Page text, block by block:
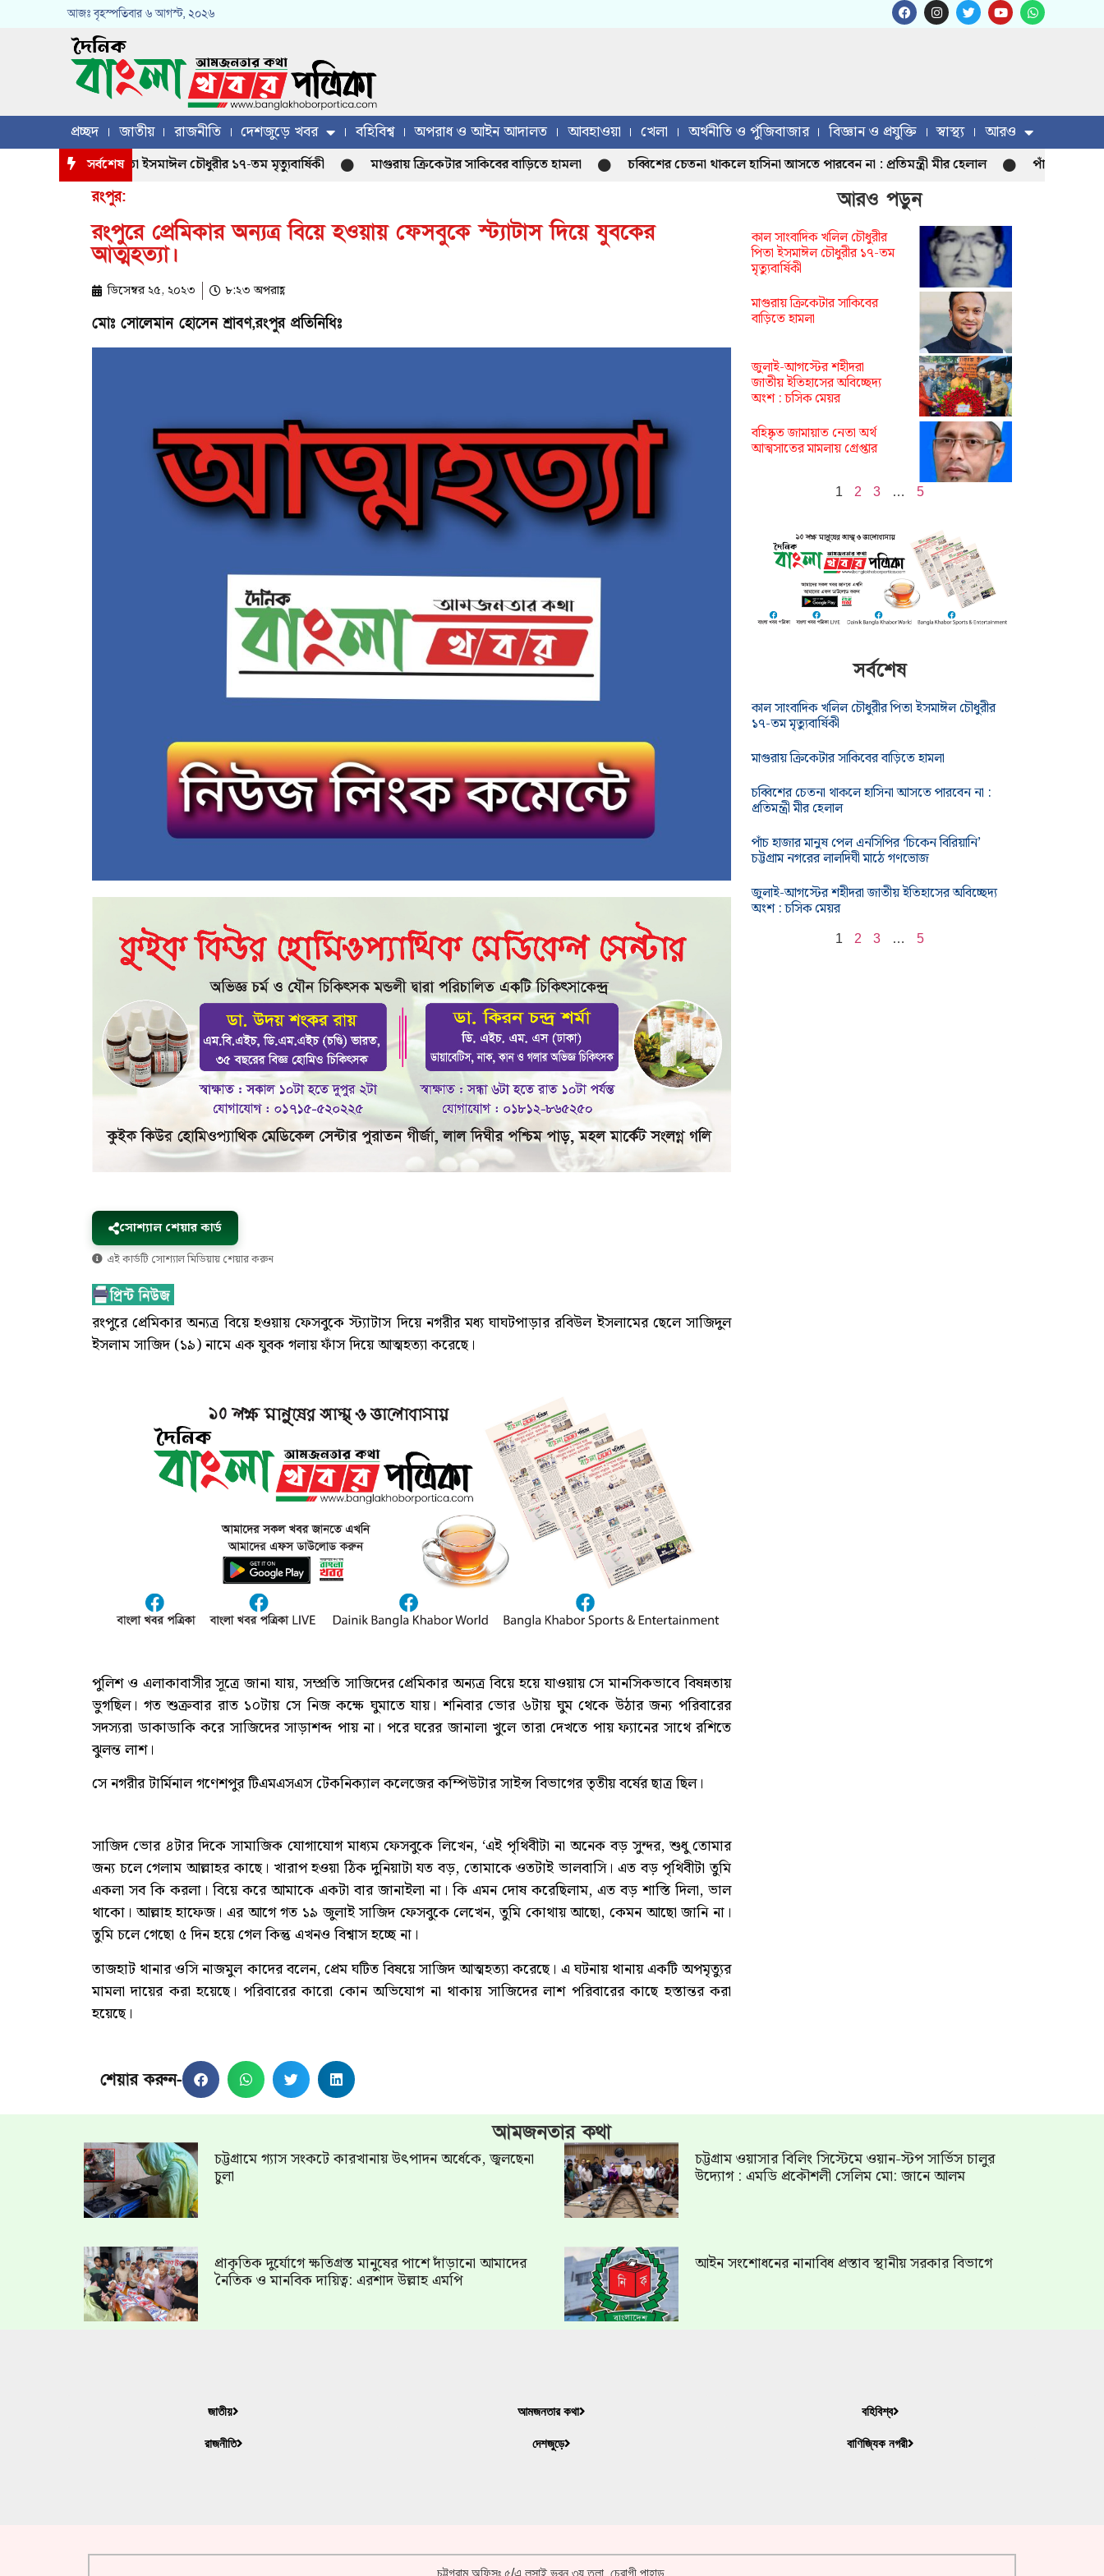
আজঃবৃহস্পতিবার ৬ আগস্ট, ২০২৬
প্রচ্ছদ জাতীয় রাজনীতি দেশজুড়ে খবর বহিবিশ্ব অপরাধ ও আইন আদালত আবহাওয়া খেলা অর্থনীতি ও পুঁজিবাজার বিজ্ঞান ও প্রযুক্তি স্বাস্থ্য আরও
সর্বশেষ
খলিল চৌধুরীর পিতা ইসমাঈল চৌধুরীর ১৭-তম মৃত্যুবার্ষিকী মাগুরায় ক্রিকেটার সাকিবের বাড়িতে হামলা চব্বিশের চেতনা থাকলে হাসিনা আসতে পারবেন না : প্রতিমন্ত্রী মীর হেলাল পাঁচ হাজার মানুষ
রংপুর:
রংপুরে প্রেমিকার অন্যত্র বিয়ে হওয়ায় ফেসবুকে স্ট্যাটাস দিয়ে যুবকের
আত্মহত্যা।
ডিসেম্বর ২৫, ২০২৩ ৮:২৩ অপরাহ্ণ
মোঃ সোলেমান হোসেন শ্রাবণ,রংপুর প্রতিনিধিঃ
সোশ্যাল শেয়ার কার্ড
এই কার্ডটি সোশ্যাল মিডিয়ায় শেয়ার করুন
রংপুরে প্রেমিকার অন্যত্র বিয়ে হওয়ায় ফেসবুকে স্ট্যাটাস দিয়ে নগরীর মধ্য ঘাঘটপাড়ার রবিউল ইসলামের ছেলে সাজিদুল
ইসলাম সাজিদ (১৯) নামে এক যুবক গলায় ফাঁস দিয়ে আত্মহত্যা করেছে।
পুলিশ ও এলাকাবাসীর সূত্রে জানা যায়, সম্প্রতি সাজিদের প্রেমিকার অন্যত্র বিয়ে হয়ে যাওয়ায় সে মানসিকভাবে বিষন্নতায়
ভুগছিল। গত শুক্রবার রাত ১০টায় সে নিজ কক্ষে ঘুমাতে যায়। শনিবার ভোর ৬টায় ঘুম থেকে উঠার জন্য পরিবারের
সদস্যরা ডাকাডাকি করে সাজিদের সাড়াশব্দ পায় না। পরে ঘরের জানালা খুলে তারা দেখতে পায় ফ্যানের সাথে রশিতে
ঝুলন্ত লাশ।
সে নগরীর টার্মিনাল গণেশপুর টিএমএসএস টেকনিক্যাল কলেজের কম্পিউটার সাইন্স বিভাগের তৃতীয় বর্ষের ছাত্র ছিল।
সাজিদ ভোর ৪টার দিকে সামাজিক যোগাযোগ মাধ্যম ফেসবুকে লিখেন, ‘এই পৃথিবীটা না অনেক বড় সুন্দর, শুধু তোমার
জন্য চলে গেলাম আল্লাহর কাছে। খারাপ হওয়া ঠিক দুনিয়াটা যত বড়, তোমাকে ওতটাই ভালবাসি। এত বড় পৃথিবীটা তুমি
একলা সব কি করলা। বিয়ে করে আমাকে একটা বার জানাইলা না। কি এমন দোষ করেছিলাম, এত বড় শাস্তি দিলা, ভাল
থাকো। আল্লাহ হাফেজ। এর আগে গত ১৯ জুলাই সাজিদ ফেসবুকে লেখেন, তুমি কোথায় আছো, কেমন আছো জানি না।
তুমি চলে গেছো ৫ দিন হয়ে গেল কিন্তু এখনও বিশ্বাস হচ্ছে না।
তাজহাট থানার ওসি নাজমুল কাদের বলেন, প্রেম ঘটিত বিষয়ে সাজিদ আত্মহত্যা করেছে। এ ঘটনায় থানায় একটি অপমৃত্যুর
মামলা দায়ের করা হয়েছে। পরিবারের কারো কোন অভিযোগ না থাকায় সাজিদের লাশ পরিবারের কাছে হস্তান্তর করা
হয়েছে।
শেয়ার করুন-
আরও পড়ুন
কাল সাংবাদিক খলিল চৌধুরীর
পিতা ইসমাঈল চৌধুরীর ১৭-তম
মৃত্যুবার্ষিকী
মাগুরায় ক্রিকেটার সাকিবের
বাড়িতে হামলা
জুলাই-আগস্টের শহীদরা
জাতীয় ইতিহাসের অবিচ্ছেদ্য
অংশ : চসিক মেয়র
বহিষ্কৃত জামায়াত নেতা অর্থ
আত্মসাতের মামলায় গ্রেপ্তার
1 2 3 … 5
সর্বশেষ
কাল সাংবাদিক খলিল চৌধুরীর পিতা ইসমাঈল চৌধুরীর
১৭-তম মৃত্যুবার্ষিকী
মাগুরায় ক্রিকেটার সাকিবের বাড়িতে হামলা
চব্বিশের চেতনা থাকলে হাসিনা আসতে পারবেন না :
প্রতিমন্ত্রী মীর হেলাল
পাঁচ হাজার মানুষ পেল এনসিপির ‘চিকেন বিরিয়ানি’
চট্টগ্রাম নগরের লালদিঘী মাঠে গণভোজ
জুলাই-আগস্টের শহীদরা জাতীয় ইতিহাসের অবিচ্ছেদ্য
অংশ : চসিক মেয়র
1 2 3 … 5
আমজনতার কথা
চট্টগ্রামে গ্যাস সংকটে কারখানায় উৎপাদন অর্ধেকে, জ্বলছেনা
চুলা
চট্টগ্রাম ওয়াসার বিলিং সিস্টেমে ওয়ান-স্টপ সার্ভিস চালুর
উদ্যোগ : এমডি প্রকৌশলী সেলিম মো: জানে আলম
প্রাকৃতিক দুর্যোগে ক্ষতিগ্রস্ত মানুষের পাশে দাঁড়ানো আমাদের
নৈতিক ও মানবিক দায়িত্ব: এরশাদ উল্লাহ এমপি
আইন সংশোধনের নানাবিধ প্রস্তাব স্থানীয় সরকার বিভাগে
জাতীয়
রাজনীতি
আমজনতার কথা
দেশজুড়ে
বহিবিশ্ব
বাণিজ্যিক নগরী